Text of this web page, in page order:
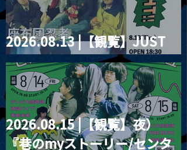
2026.08.13 |【観覧】JUST
RIGHT!! vol.26
2026.08.15 |【観覧】夜）
『巷のmyストーリー/センタ